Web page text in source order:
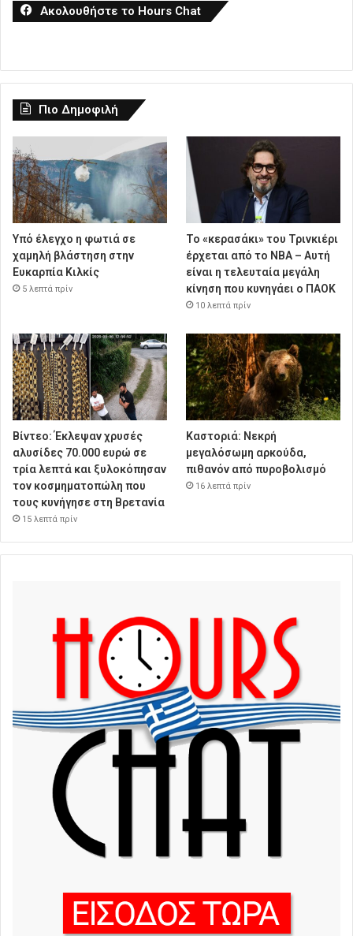
Ακολουθήστε το Hours Chat
Πιο Δημοφιλή
Υπό έλεγχο η φωτιά σε
χαμηλή βλάστηση στην
Ευκαρπία Κιλκίς
5 λεπτά πρίν
Το «κερασάκι» του Τρινκιέρι
έρχεται από το NBA – Αυτή
είναι η τελευταία μεγάλη
κίνηση που κυνηγάει ο ΠΑΟΚ
10 λεπτά πρίν
Βίντεο: Έκλεψαν χρυσές
αλυσίδες 70.000 ευρώ σε
τρία λεπτά και ξυλοκόπησαν
τον κοσμηματοπώλη που
τους κυνήγησε στη Βρετανία
15 λεπτά πρίν
Καστοριά: Νεκρή
μεγαλόσωμη αρκούδα,
πιθανόν από πυροβολισμό
16 λεπτά πρίν